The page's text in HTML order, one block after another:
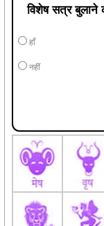
विशेष सत्र बुलाने
हाँ
नहीं